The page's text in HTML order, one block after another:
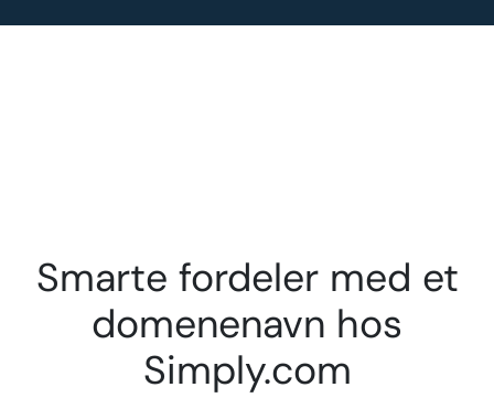
Smarte fordeler med et
domenenavn hos
Simply.com